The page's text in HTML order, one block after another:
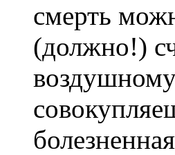
смерть
(должно!)